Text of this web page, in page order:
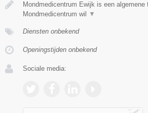
Mondmedicentrum Ewijk is een algemene
Mondmedicentrum wil
▼
Diensten onbekend
Openingstijden onbekend
Sociale media: